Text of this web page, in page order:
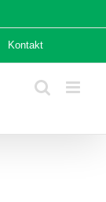
Kontakt